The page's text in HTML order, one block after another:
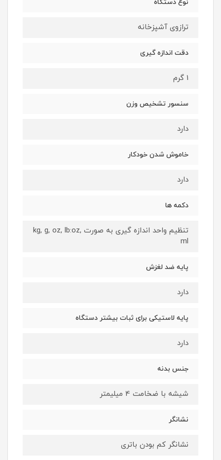
نوع دستگاه
ترازوی آشپزخانه
دقت اندازه گیری
1 گرم
سنسور تشخیص وزن
دارد
خاموش شدن خودکار
دارد
دکمه ها
تنظیم واحد اندازه گیری به صورت kg, g, oz, lb:oz,
ml
پایه ضد لغزش
دارد
پایه لاستیکی برای ثبات بیشتر دستگاه
دارد
جنس بدنه
شیشه با ضخامت 4 میلیمتر
نشانگر
نشانگر کم بودن باتری